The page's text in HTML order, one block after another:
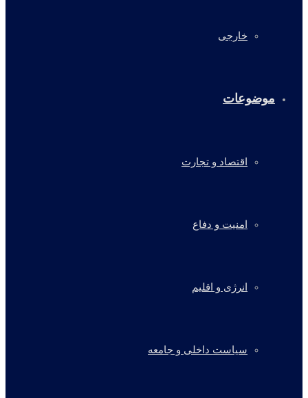
خارجی
موضوعات
اقتصاد و تجارت
امنیت و دفاع
انرژی و اقلیم
سیاست داخلی و جامعه